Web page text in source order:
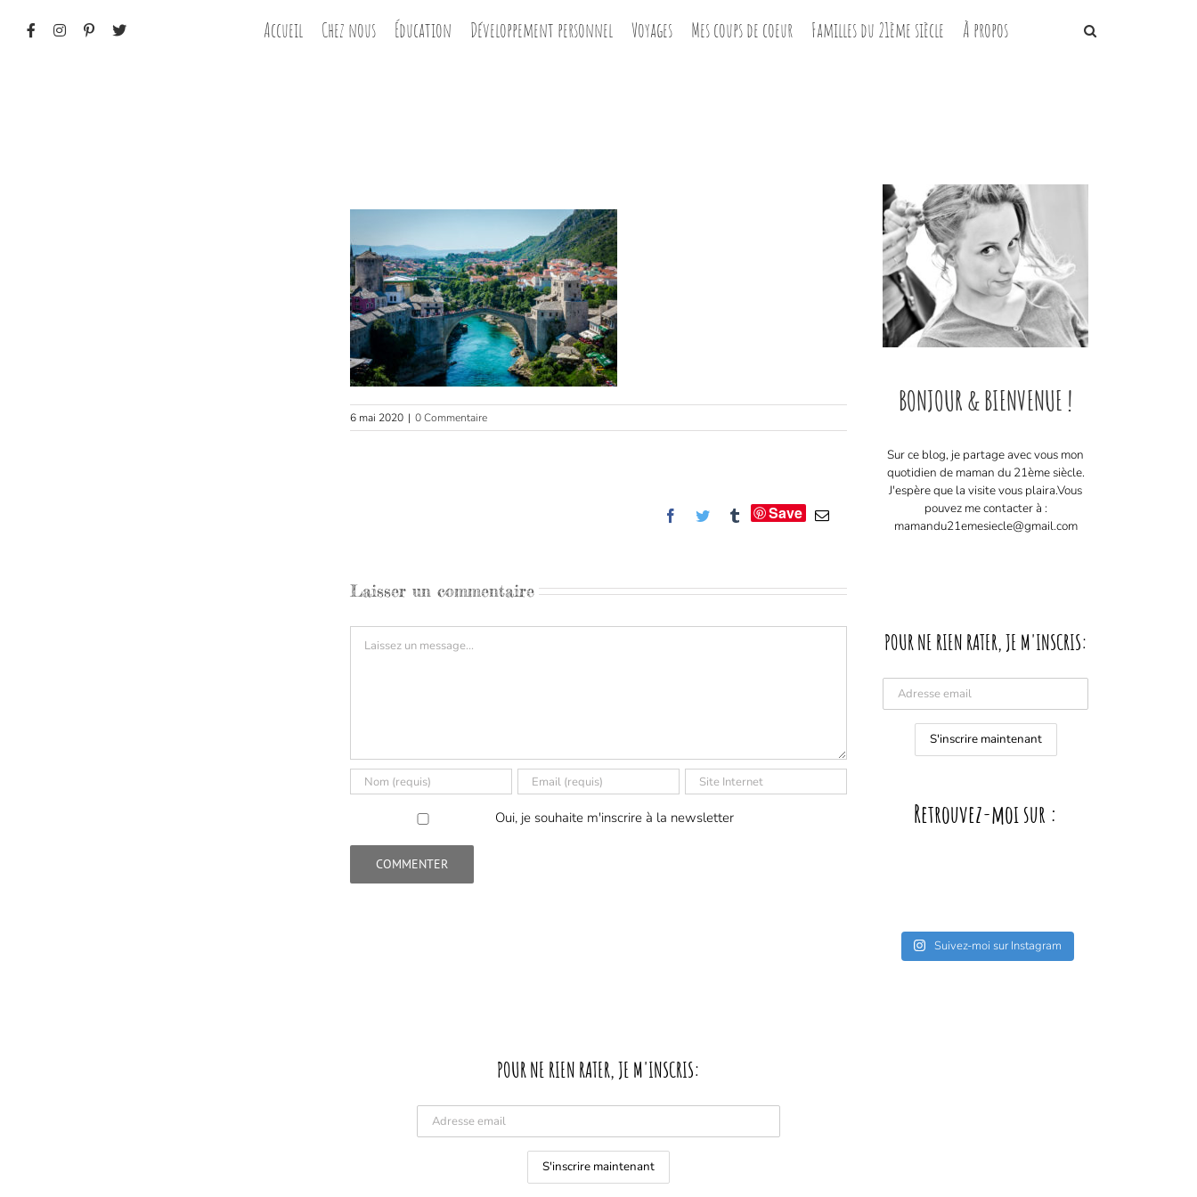
Accueil Chez nous Éducation Développement personnel Voyages Mes coups de coeur Familles du 21ème siècle À propos
6 mai 2020 | 0 Commentaire
Facebook
Twitter TumblrSave Email
Laisser un commentaire
Oui, je souhaite m'inscrire à la newsletter
BONJOUR & BIENVENUE !
Sur ce blog, je partage avec vous mon
quotidien de maman du 21ème siècle.
J'espère que la visite vous plaira. ​ Vous
pouvez me contacter à :
mamandu21emesiecle@gmail.com
POUR NE RIEN RATER, JE M'INSCRIS:
Retrouvez-moi sur :
Suivez-moi sur Instagram
POUR NE RIEN RATER, JE M'INSCRIS: